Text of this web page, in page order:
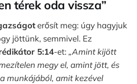
térek oda vissza”
erősít meg: úgy hagyjuk
jöttünk, semmivel. Ez
5:14-et: „Amint kijött
megy el, amint jött, és
munkájából, amit kezével